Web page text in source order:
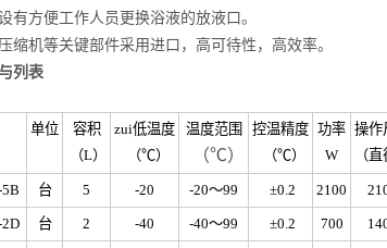
有方便工作人员更换浴液的放液口。
缩机等关键部件采用进口，高可待性，高效率。
列表
单位
容积
（L）
zui低温度
（℃）
温度范围
（℃）
控温精度
（℃）
功率
W
操作
（
台 5 -20 -20～99 ±0.2 2100
台 2 -40 -40～99 ±0.2 700